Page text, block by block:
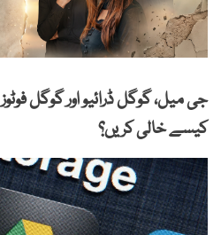
جی میل، گوگل ڈرائیو اور گوگل
کیسے خالی کریں؟